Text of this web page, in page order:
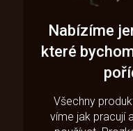
Nabízíme
které
Všechny
víme jak pracují